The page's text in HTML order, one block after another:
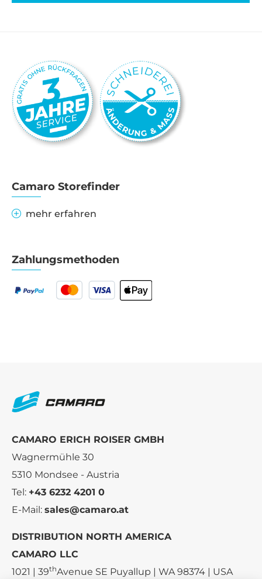
Camaro Storefinder
mehr erfahren
Zahlungsmethoden
CAMARO ERICH ROISER GMBH
Wagnermühle 30
5310 Mondsee - Austria
Tel: +43 6232 4201 0
E-Mail: sales@camaro.at
DISTRIBUTION NORTH AMERICA
CAMARO LLC
1021 | 39thAvenue SE Puyallup | WA 98374 | USA